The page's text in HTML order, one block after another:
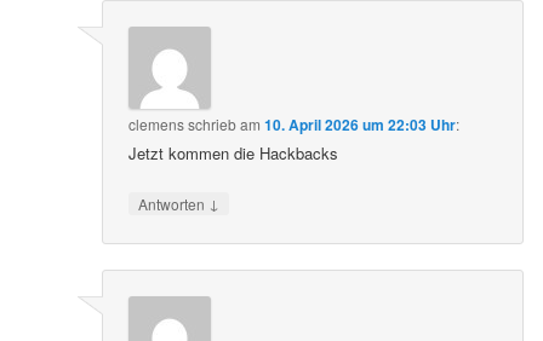
clemensschriebam10. April 2026 um 22:03 Uhr:
Jetzt kommen die Hackbacks
Antworten ↓